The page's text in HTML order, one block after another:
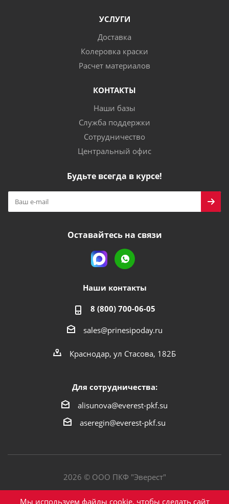
УСЛУГИ
Доставка
Колеровка краски
Расчет материалов
КОНТАКТЫ
Наши базы
Служба поддержки
Сотрудничество
Центральный офис
Будьте всегда в курсе!
Оставайтесь на связи
Наши контакты
8 (800) 700-06-05
sales@prinesipoday.ru
Краснодар, ул Стасова, 182Б
Для сотрудничества:
alisunova@everest-pkf.su
aseregin@everest-pkf.su
2026 © ООО ПКФ "Эверест"
Политика конфиденциальности
Мы используем файлы cookie, чтобы сделать сайт